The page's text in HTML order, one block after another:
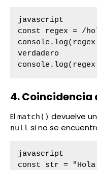
javascript
const regex = /
verdadero
4. Coincidencia
El match() devuelve
null si no se
javascript
const str = "Hola